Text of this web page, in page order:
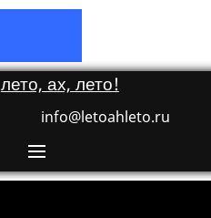
лето, ах, лето!
info@letoahleto.ru